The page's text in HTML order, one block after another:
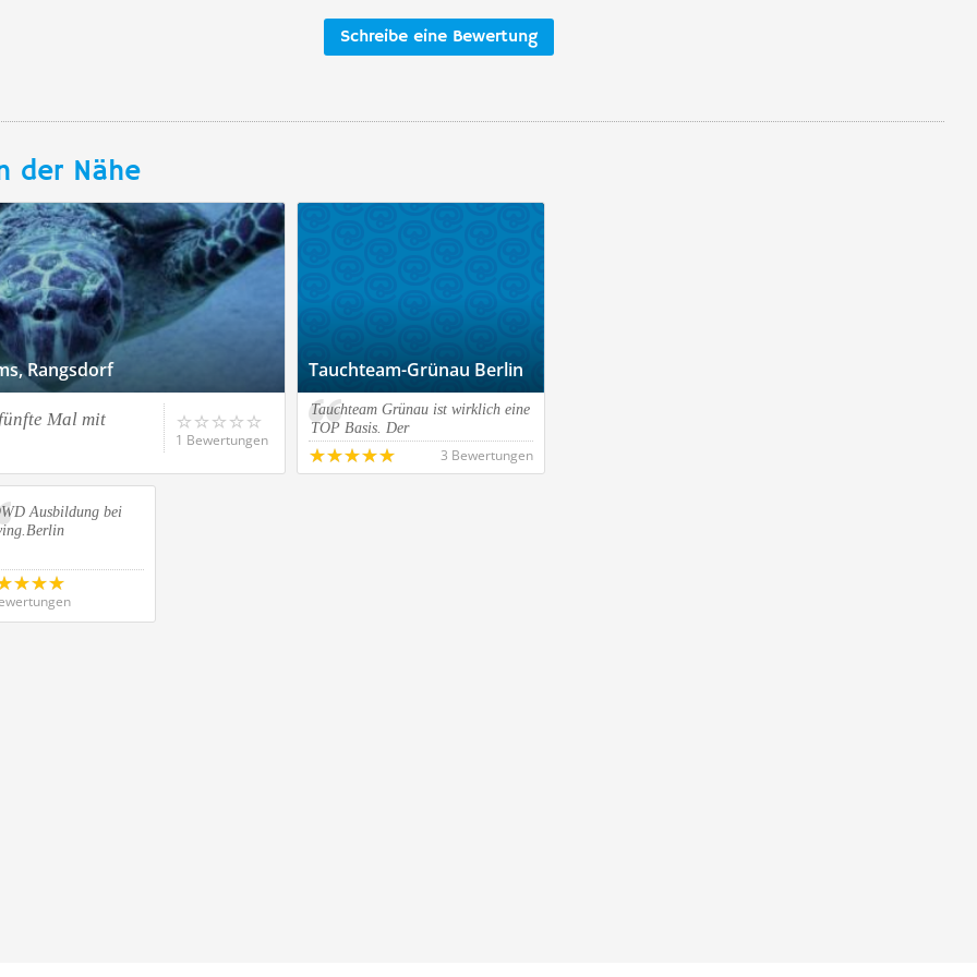
Schreibe eine Bewertung
der Nähe
Rangsdorf
Mal mit
1 Bewertungen
Tauchteam-Grünau Berlin
Tauchteam Grünau ist wirklich eine
TOP Basis. Der
3 Bewertungen
Ausbildung bei